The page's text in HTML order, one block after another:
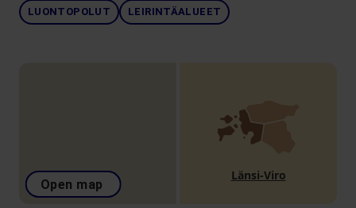
LUONTOPOLUT LEIRINTÄALUEET
Open map
Länsi-Viro